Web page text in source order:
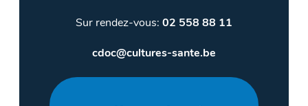
Sur rendez-vous: 02 558 88 11
cdoc@cultures-sante.be